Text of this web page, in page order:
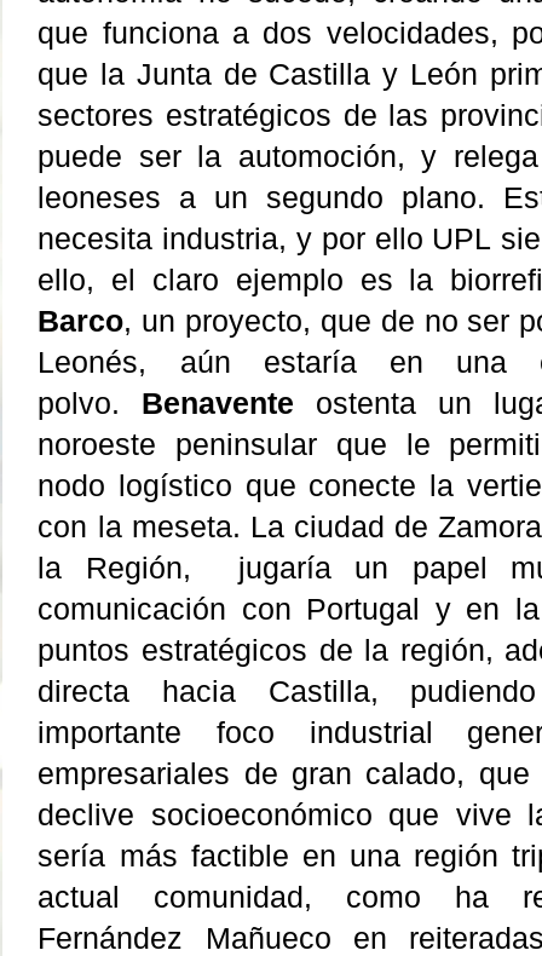
que funciona a dos velocidades,
que la Junta de Castilla y León
sectores estratégicos de las
puede ser la automoción, y
leoneses a un segundo plano.
necesita industria, y por ello UPL
ello, el claro ejemplo es la
Barco, un proyecto, que de no ser
Leonés, aún estaría en una
polvo. Benavente ostenta un
noroeste peninsular que le
nodo logístico que conecte la
con la meseta. La ciudad de
la Región,
jugaría un papel
comunicación con Portugal y en
puntos estratégicos de la región,
directa hacia Castilla,
importante foco industrial
empresariales de gran calado,
declive socioeconómico que vive
sería más factible en una región
actual comunidad, como ha
Fernández Mañueco en